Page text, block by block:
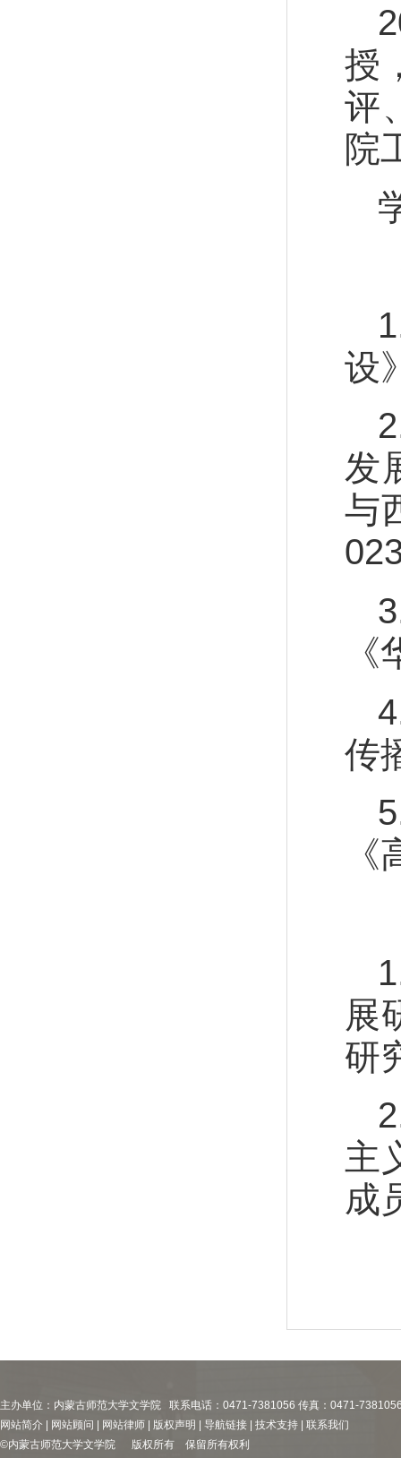
授
评
院
设
发
与
传
展
研
主
成
主办单位：内蒙古师范大学文学院 联系电话：0471-7381056 传真：0471-
网站简介 | 网站顾问 | 网站律师 | 版权声明 | 导航链接 | 技术支持 | 联系我们
©内蒙古师范大学文学院 版权所有 保留所有权利